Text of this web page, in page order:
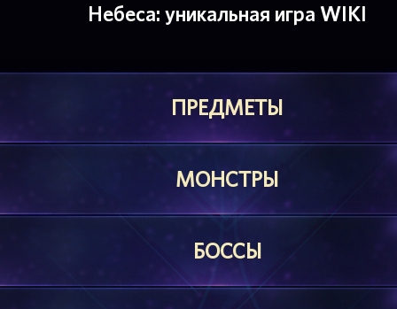
Небеса: уникальная игра WIKI
ПРЕДМЕТЫ
МОНСТРЫ
БОССЫ